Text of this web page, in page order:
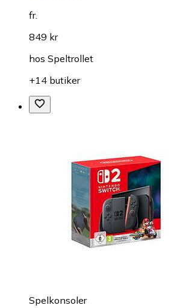
fr.
849 kr
hos Speltrollet
+14 butiker
Spelkonsoler